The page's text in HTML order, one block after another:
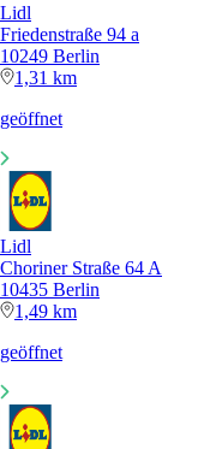
Lidl
Friedenstraße 94 a
10249 Berlin
1,31 km
geöffnet
Lidl
Choriner Straße 64 A
10435 Berlin
1,49 km
geöffnet